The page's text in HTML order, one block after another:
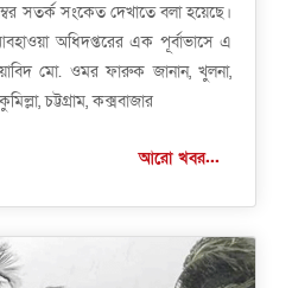
সতর্ক সংকেত দেখাতে বলা হয়েছে।
অধিদপ্তরের এক পূর্বাভাসে এ
মো. ওমর ফারুক জানান, খুলনা,
চট্টগ্রাম, কক্সবাজার
আরো খবর...